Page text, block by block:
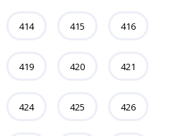
414 415 416
419 420 421
424 425 426